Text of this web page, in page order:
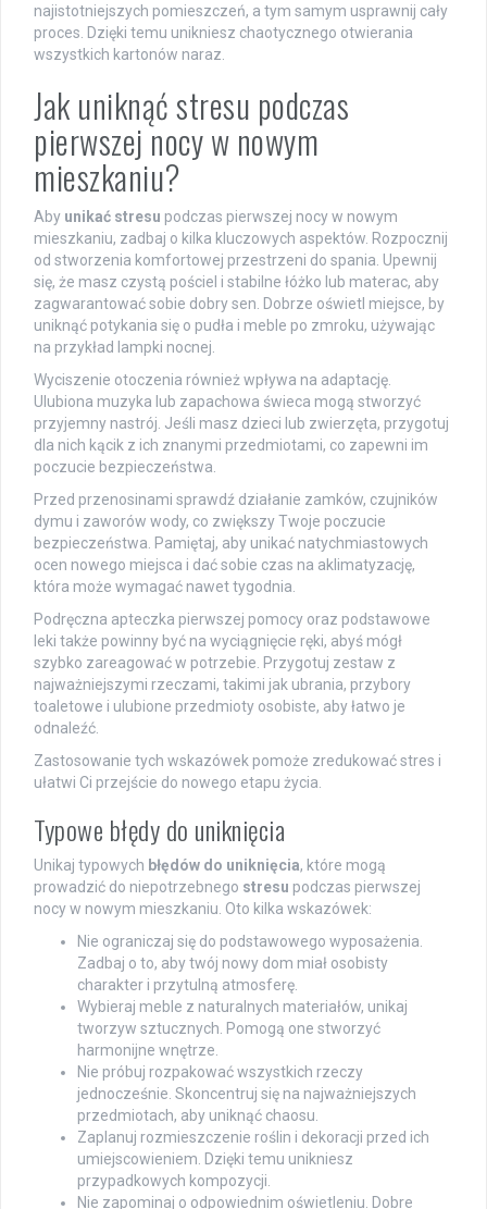
najistotniejszych pomieszczeń, a tym samym usprawnij cały
proces. Dzięki temu unikniesz chaotycznego otwierania
wszystkich kartonów naraz.
Jak uniknąć stresu podczas
pierwszej nocy w nowym
mieszkaniu?
Aby unikać stresu podczas pierwszej nocy w nowym
mieszkaniu, zadbaj o kilka kluczowych aspektów. Rozpocznij
od stworzenia komfortowej przestrzeni do spania. Upewnij
się, że masz czystą pościel i stabilne łóżko lub materac, aby
zagwarantować sobie dobry sen. Dobrze oświetl miejsce, by
uniknąć potykania się o pudła i meble po zmroku, używając
na przykład lampki nocnej.
Wyciszenie otoczenia również wpływa na adaptację.
Ulubiona muzyka lub zapachowa świeca mogą stworzyć
przyjemny nastrój. Jeśli masz dzieci lub zwierzęta, przygotuj
dla nich kącik z ich znanymi przedmiotami, co zapewni im
poczucie bezpieczeństwa.
Przed przenosinami sprawdź działanie zamków, czujników
dymu i zaworów wody, co zwiększy Twoje poczucie
bezpieczeństwa. Pamiętaj, aby unikać natychmiastowych
ocen nowego miejsca i dać sobie czas na aklimatyzację,
która może wymagać nawet tygodnia.
Podręczna apteczka pierwszej pomocy oraz podstawowe
leki także powinny być na wyciągnięcie ręki, abyś mógł
szybko zareagować w potrzebie. Przygotuj zestaw z
najważniejszymi rzeczami, takimi jak ubrania, przybory
toaletowe i ulubione przedmioty osobiste, aby łatwo je
odnaleźć.
Zastosowanie tych wskazówek pomoże zredukować stres i
ułatwi Ci przejście do nowego etapu życia.
Typowe błędy do uniknięcia
Unikaj typowych błędów do uniknięcia, które mogą
prowadzić do niepotrzebnego stresu podczas pierwszej
nocy w nowym mieszkaniu. Oto kilka wskazówek:
Nie ograniczaj się do podstawowego wyposażenia.
Zadbaj o to, aby twój nowy dom miał osobisty
charakter i przytulną atmosferę.
Wybieraj meble z naturalnych materiałów, unikaj
tworzyw sztucznych. Pomogą one stworzyć
harmonijne wnętrze.
Nie próbuj rozpakować wszystkich rzeczy
jednocześnie. Skoncentruj się na najważniejszych
przedmiotach, aby uniknąć chaosu.
Zaplanuj rozmieszczenie roślin i dekoracji przed ich
umiejscowieniem. Dzięki temu unikniesz
przypadkowych kompozycji.
Nie zapominaj o odpowiednim oświetleniu. Dobre